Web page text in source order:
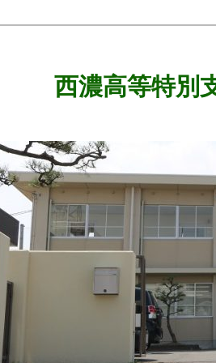
西濃高等特別